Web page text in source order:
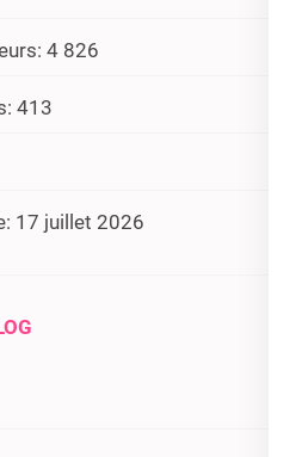
4 826
413
17 juillet 2026